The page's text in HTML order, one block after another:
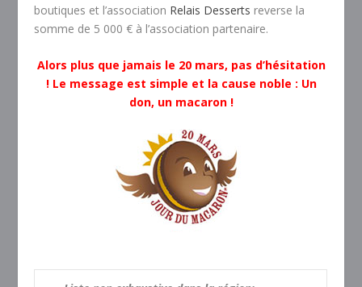
boutiques et l’association Relais Desserts reverse la
somme de 5 000 € à l’association partenaire.
Alors plus que jamais le 20 mars, pas d’hésitation
! Le message est simple et la cause noble : Un
don, un macaron !